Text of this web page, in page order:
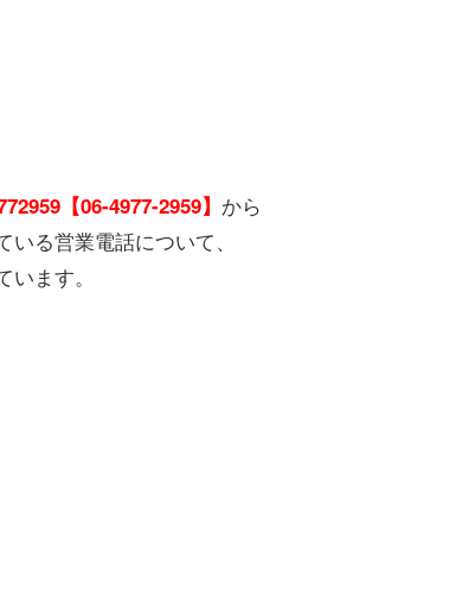
【06-4977-2959】 から
る営業電話について、
ます。